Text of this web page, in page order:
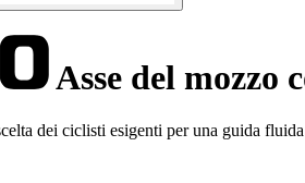
Asse del mozzo
dei ciclisti esigenti per una guida